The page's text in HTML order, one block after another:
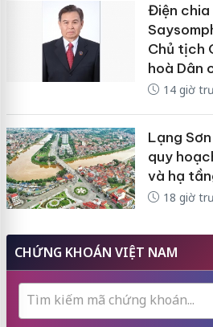
Điện
Chủ tịch
hoà Dân
14 giờ
Lạng
quy
và hạ
18 giờ
CHỨNG KHOÁN VIỆT NAM
Tìm kiếm mã chứng khoán...